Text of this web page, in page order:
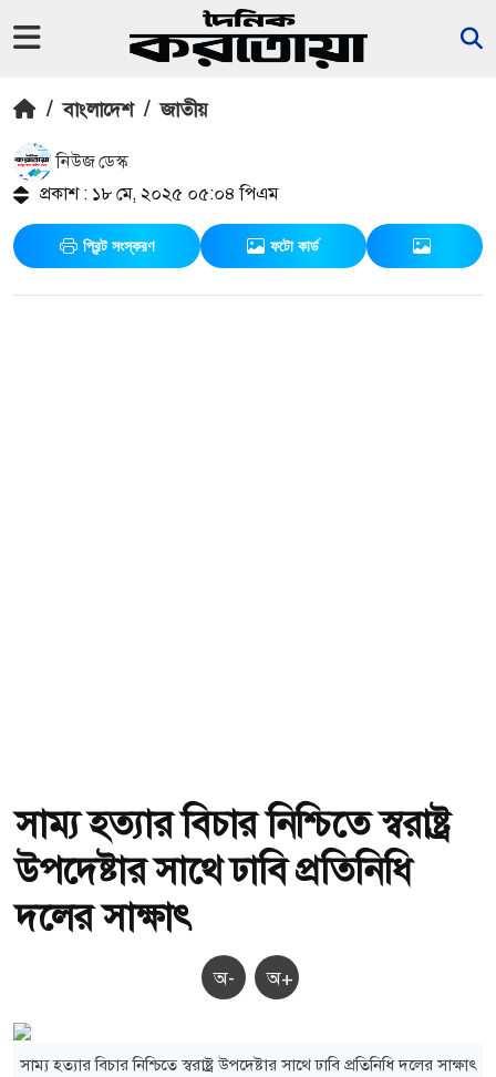
/ বাংলাদেশ / জাতীয়
নিউজ ডেস্ক
প্রকাশ : ১৮ মে, ২০২৫ ০৫:০৪ পিএম
প্রিন্ট সংস্করণ ফটো কার্ড
সাম্য হত্যার বিচার নিশ্চিতে স্বরাষ্ট্র
উপদেষ্টার সাথে ঢাবি প্রতিনিধি
দলের সাক্ষাৎ
অ- অ+
সাম্য হত্যার বিচার নিশ্চিতে স্বরাষ্ট্র উপদেষ্টার সাথে ঢাবি প্রতিনিধি দলের সাক্ষাৎ